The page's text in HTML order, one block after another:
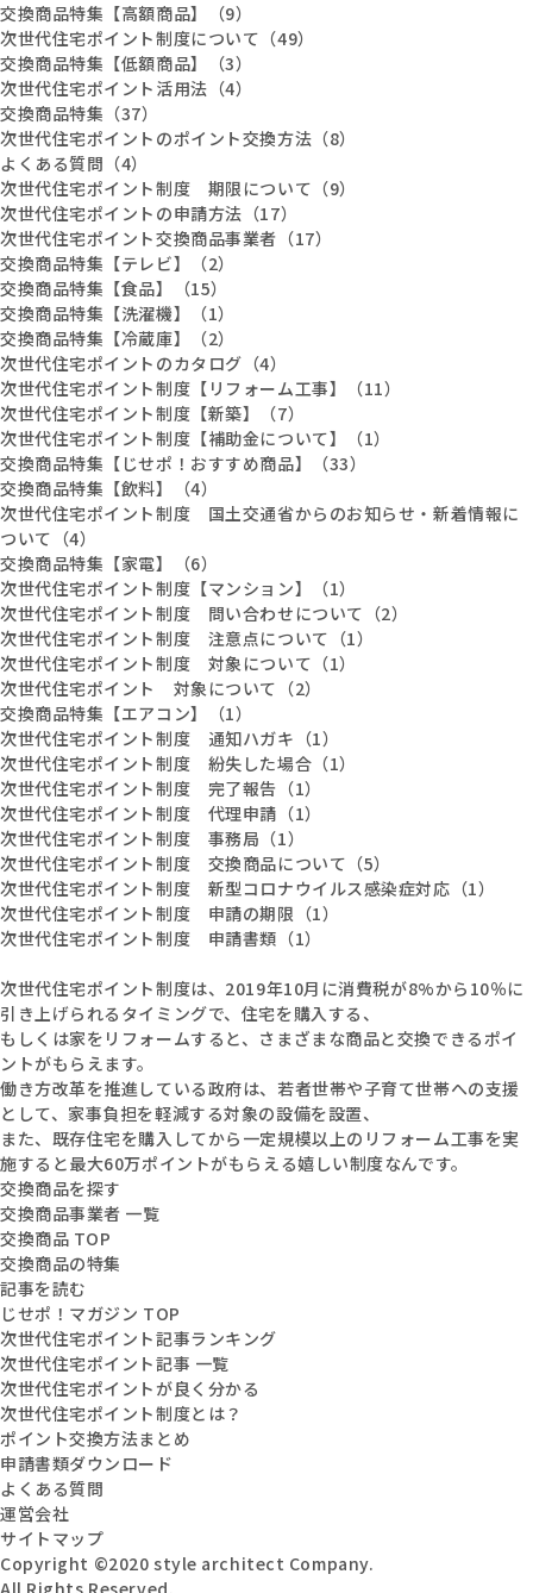
交換商品特集【高額商品】（9）
次世代住宅ポイント制度について（49）
交換商品特集【低額商品】（3）
次世代住宅ポイント活用法（4）
交換商品特集（37）
次世代住宅ポイントのポイント交換方法（8）
よくある質問（4）
次世代住宅ポイント制度 期限について（9）
次世代住宅ポイントの申請方法（17）
次世代住宅ポイント交換商品事業者（17）
交換商品特集【テレビ】（2）
交換商品特集【食品】（15）
交換商品特集【洗濯機】（1）
交換商品特集【冷蔵庫】（2）
次世代住宅ポイントのカタログ（4）
次世代住宅ポイント制度【リフォーム工事】（11）
次世代住宅ポイント制度【新築】（7）
次世代住宅ポイント制度【補助金について】（1）
交換商品特集【じせポ！おすすめ商品】（33）
交換商品特集【飲料】（4）
次世代住宅ポイント制度 国土交通省からのお知らせ・新着情報に
ついて（4）
交換商品特集【家電】（6）
次世代住宅ポイント制度【マンション】（1）
次世代住宅ポイント制度 問い合わせについて（2）
次世代住宅ポイント制度 注意点について（1）
次世代住宅ポイント制度 対象について（1）
次世代住宅ポイント 対象について（2）
交換商品特集【エアコン】（1）
次世代住宅ポイント制度 通知ハガキ（1）
次世代住宅ポイント制度 紛失した場合（1）
次世代住宅ポイント制度 完了報告（1）
次世代住宅ポイント制度 代理申請（1）
次世代住宅ポイント制度 事務局（1）
次世代住宅ポイント制度 交換商品について（5）
次世代住宅ポイント制度 新型コロナウイルス感染症対応（1）
次世代住宅ポイント制度 申請の期限（1）
次世代住宅ポイント制度 申請書類（1）
次世代住宅ポイント制度は、2019年10月に消費税が8%から10％に
引き上げられるタイミングで、住宅を購入する、
もしくは家をリフォームすると、さまざまな商品と交換できるポイ
ントがもらえます。
働き方改革を推進している政府は、若者世帯や子育て世帯への支援
として、家事負担を軽減する対象の設備を設置、
また、既存住宅を購入してから一定規模以上のリフォーム工事を実
施すると最大60万ポイントがもらえる嬉しい制度なんです。
交換商品を探す
交換商品事業者 一覧
交換商品 TOP
交換商品の特集
記事を読む
じせポ！マガジン TOP
次世代住宅ポイント記事ランキング
次世代住宅ポイント記事 一覧
次世代住宅ポイントが良く分かる
次世代住宅ポイント制度とは？
ポイント交換方法まとめ
申請書類ダウンロード
よくある質問
運営会社
サイトマップ
Copyright ©2020 style architect Company.
All Rights Reserved.